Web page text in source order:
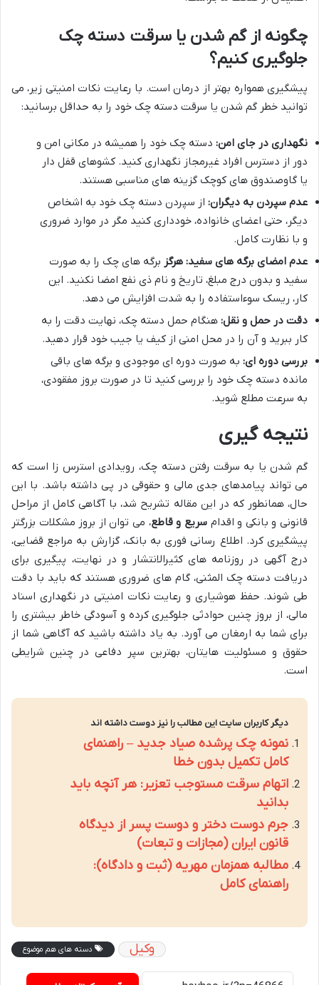
چگونه از گم شدن یا سرقت دسته چک
جلوگیری کنیم؟
پیشگیری همواره بهتر از درمان است. با رعایت نکات امنیتی زیر، می
توانید خطر گم شدن یا سرقت دسته چک خود را به حداقل برسانید:
نگهداری در جای امن: دسته چک خود را همیشه در مکانی امن و
دور از دسترس افراد غیرمجاز نگهداری کنید. کشوهای قفل دار
یا گاوصندوق های کوچک گزینه های مناسبی هستند.
عدم سپردن به دیگران: از سپردن دسته چک خود به اشخاص
دیگر، حتی اعضای خانواده، خودداری کنید مگر در موارد ضروری
و با نظارت کامل.
عدم امضای برگه های سفید: هرگز برگه های چک را به صورت
سفید و بدون درج مبلغ، تاریخ و نام ذی نفع امضا نکنید. این
کار، ریسک سوءاستفاده را به شدت افزایش می دهد.
دقت در حمل و نقل: هنگام حمل دسته چک، نهایت دقت را به
کار ببرید و آن را در محل امنی از کیف یا جیب خود قرار دهید.
بررسی دوره ای: به صورت دوره ای موجودی و برگه های باقی
مانده دسته چک خود را بررسی کنید تا در صورت بروز مفقودی،
به سرعت مطلع شوید.
نتیجه گیری
گم شدن یا به سرقت رفتن دسته چک، رویدادی استرس زا است که
می تواند پیامدهای جدی مالی و حقوقی در پی داشته باشد. با این
حال، همانطور که در این مقاله تشریح شد، با آگاهی کامل از مراحل
قانونی و بانکی و اقدامسریع و قاطع، می توان از بروز مشکلات بزرگتر
پیشگیری کرد. اطلاع رسانی فوری به بانک، گزارش به مراجع قضایی،
درج آگهی در روزنامه های کثیرالانتشار و در نهایت، پیگیری برای
دریافت دسته چک المثنی، گام های ضروری هستند که باید با دقت
طی شوند. حفظ هوشیاری و رعایت نکات امنیتی در نگهداری اسناد
مالی، از بروز چنین حوادثی جلوگیری کرده و آسودگی خاطر بیشتری را
برای شما به ارمغان می آورد. به یاد داشته باشید که آگاهی شما از
حقوق و مسئولیت هایتان، بهترین سپر دفاعی در چنین شرایطی
است.
دیگر کاربران سایت این مطالب را نیز دوست داشته اند
نمونه چک پرشده صیاد جدید – راهنمای
کامل تکمیل بدون خطا
اتهام سرقت مستوجب تعزیر: هر آنچه باید
بدانید
جرم دوست دختر و دوست پسر از دیدگاه
قانون ایران (مجازات و تبعات)
مطالبه همزمان مهریه (ثبت و دادگاه):
راهنمای کامل
دسته های هم موضوع وکیل